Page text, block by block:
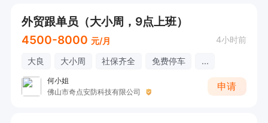
外贸跟单员（大小周，9点上班）
4500-8000 元/月 4小时前
大良 大小周 社保齐全 免费停车 ...
何小姐
佛山市奇点安防科技有限公司
申请